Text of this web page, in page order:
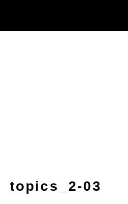
topics_2-03